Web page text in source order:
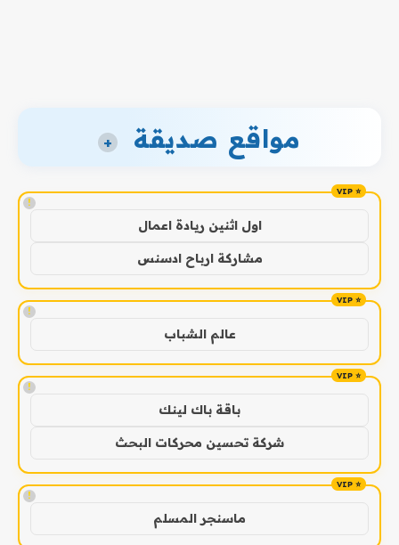
مواقع صديقة +
!
اول اثنين ريادة اعمال
مشاركة ارباح ادسنس
!
عالم الشباب
!
باقة باك لينك
شركة تحسين محركات البحث
!
ماسنجر المسلم